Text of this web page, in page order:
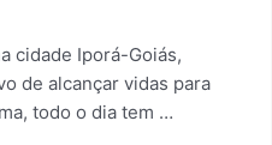
cidade Iporá-Goiás,
de alcançar vidas para
todo o dia tem …